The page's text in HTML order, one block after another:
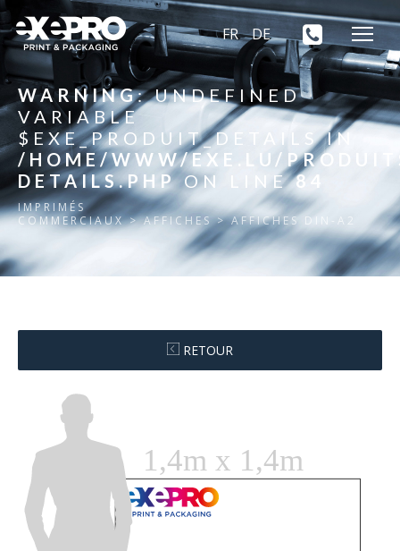
FR DE
WARNING: UNDEFINED
VARIABLE
$EXE_PRODUIT_DETAILS IN
/HOME/WWW/EXE.LU/
DETAILS.PHPON LINE84
IMPRIMÉS
COMMERCIAUX> AFFICHES > AFFICHES DIN-A2
RETOUR